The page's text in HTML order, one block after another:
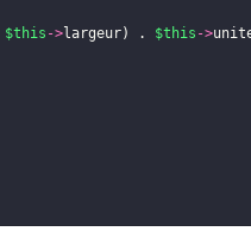
$this ->largeur) . $this ->